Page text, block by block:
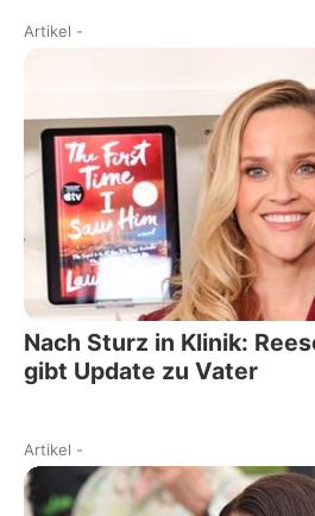
Artikel -
Nach Sturz in Klinik:
gibt Update zu Vater
Artikel -